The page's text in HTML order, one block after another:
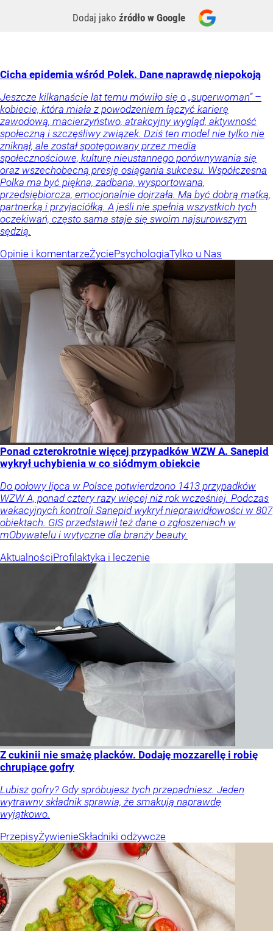
Dodaj jako źródło w Google
Cicha epidemia wśród Polek. Dane naprawdę niepokoją
Jeszcze kilkanaście lat temu mówiło się o „superwoman” –
kobiecie, która miała z powodzeniem łączyć karierę
zawodową, macierzyństwo, atrakcyjny wygląd, aktywność
społeczną i szczęśliwy związek. Dziś ten model nie tylko nie
zniknął, ale został spotęgowany przez media
społecznościowe, kulturę nieustannego porównywania się
oraz wszechobecną presję osiągania sukcesu. Współczesna
Polka ma być piękna, zadbana, wysportowana,
przedsiębiorcza, emocjonalnie dojrzała. Ma być dobrą matką,
partnerką i przyjaciółką. A jeśli nie spełnia wszystkich tych
oczekiwań, często sama staje się swoim najsurowszym
sędzią.
Opinie i komentarzeŻyciePsychologiaTylko u Nas
Ponad czterokrotnie więcej przypadków WZW A. Sanepid
wykrył uchybienia w co siódmym obiekcie
Do połowy lipca w Polsce potwierdzono 1413 przypadków
WZW A, ponad cztery razy więcej niż rok wcześniej. Podczas
wakacyjnych kontroli Sanepid wykrył nieprawidłowości w 807
obiektach. GIS przedstawił też dane o zgłoszeniach w
mObywatelu i wytyczne dla branży beauty.
AktualnościProfilaktyka i leczenie
Z cukinii nie smażę placków. Dodaję mozzarellę i robię
chrupiące gofry
Lubisz gofry? Gdy spróbujesz tych przepadniesz. Jeden
wytrawny składnik sprawia, że smakują naprawdę
wyjątkowo.
PrzepisyŻywienieSkładniki odżywcze